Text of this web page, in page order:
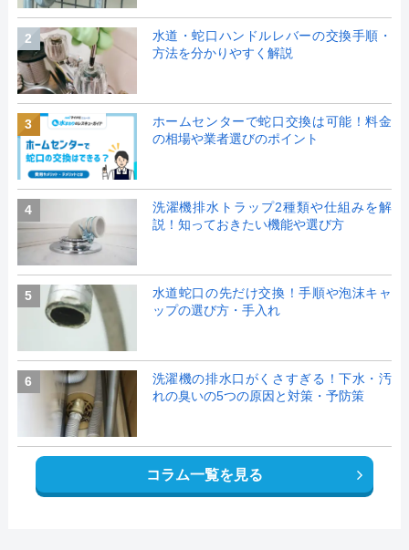
2
水道・蛇口ハンドルレバーの交換手順・
方法を分かりやすく解説
3
ホームセンターで蛇口交換は可能！料金
の相場や業者選びのポイント
4
洗濯機排水トラップ2種類や仕組みを解
説！知っておきたい機能や選び方
5
水道蛇口の先だけ交換！手順や泡沫キャ
ップの選び方・手入れ
6
洗濯機の排水口がくさすぎる！下水・汚
れの臭いの5つの原因と対策・予防策
コラム一覧を見る